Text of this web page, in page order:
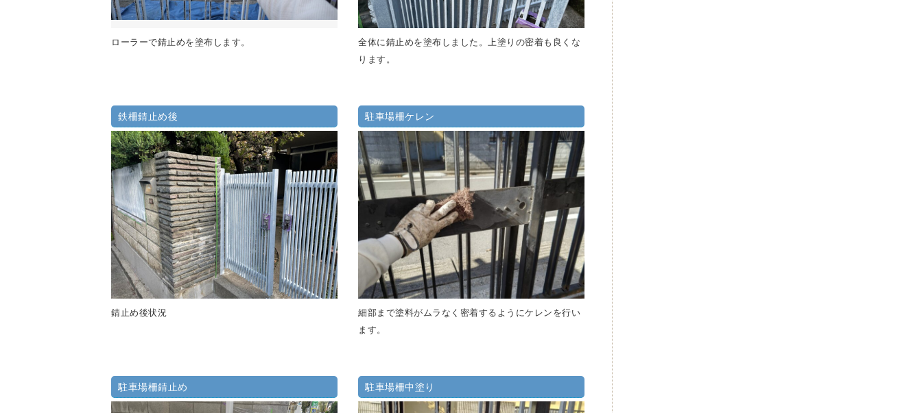
ローラーで錆止めを塗布します。
全体に錆止めを塗布しました。上塗りの密着も良くな
ります。
鉄柵錆止め後
錆止め後状況
駐車場柵ケレン
細部まで塗料がムラなく密着するようにケレンを行い
ます。
駐車場柵錆止め 駐車場柵中塗り